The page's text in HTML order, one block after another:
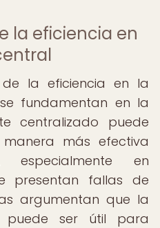
la eficiencia en
la eficiencia en la
fundamentan en la
centralizado puede
más efectiva
en
presentan fallas de
argumentan que la
puede ser útil para